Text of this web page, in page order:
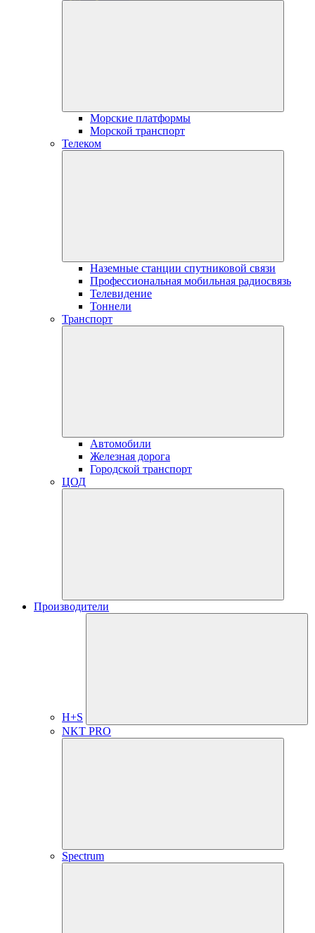
Морские платформы
Морской транспорт
Телеком
Наземные станции спутниковой связи
Профессиональная мобильная радиосвязь
Телевидение
Тоннели
Транспорт
Автомобили
Железная дорога
Городской транспорт
ЦОД
Производители
H+S
NKT PRO
Spectrum